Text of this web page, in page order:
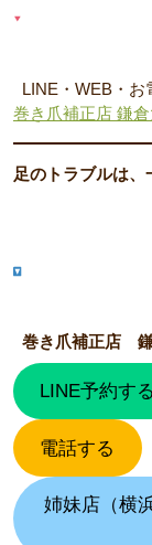
LINE・WEB・お
巻き爪補正店 鎌
足のトラブルは、
巻き爪補正店
LINE予約する
電話する
姉妹店（横